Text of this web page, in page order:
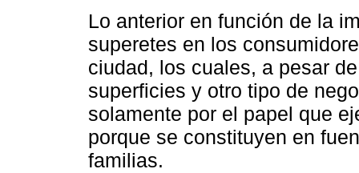
Lo anterior en función de la
superetes en los
ciudad, los cuales, a pesar
superficies y otro tipo de
solamente por el papel que
porque se constituyen en
familias.